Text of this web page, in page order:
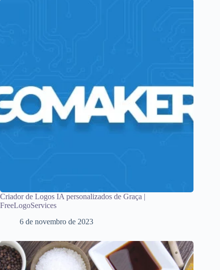
Criador de Logos IA personalizados de Graça |
FreeLogoServices
6 de novembro de 2023